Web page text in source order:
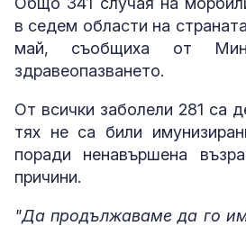
в седем области на
май, съобщиха от
здравеопазването.
От всички заболели 281 са
тях не са били
поради ненавършена
причини.
"Да продължаваме да го